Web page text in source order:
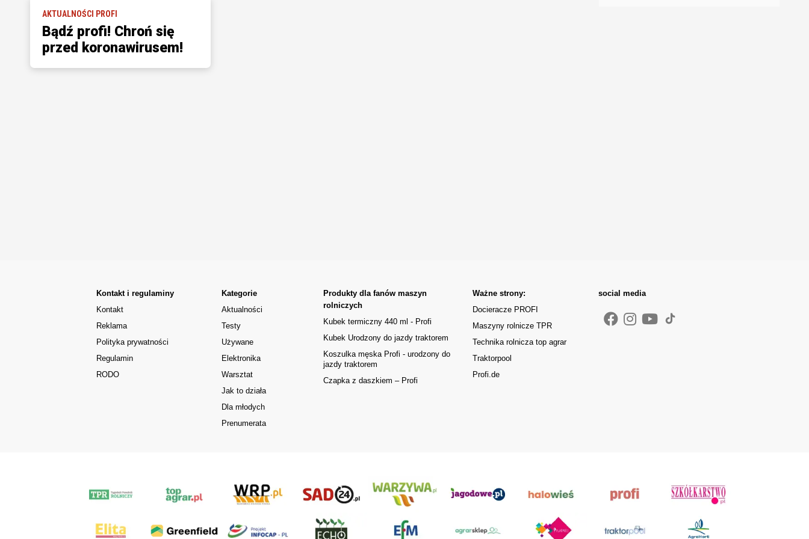
AKTUALNOŚCI PROFI
Bądź profi! Chroń się
przed koronawirusem!
Kontakt i regulaminy
Kontakt
Reklama
Polityka prywatności
Regulamin
RODO
Kategorie
Aktualności
Testy
Używane
Elektronika
Warsztat
Jak to działa
Dla młodych
Prenumerata
Produkty dla fanów maszyn
rolniczych
Kubek termiczny 440 ml - Profi
Kubek Urodzony do jazdy traktorem
Koszulka męska Profi - urodzony do
jazdy traktorem
Czapka z daszkiem – Profi
Ważne strony:
Docieracze PROFI
Maszyny rolnicze TPR
Technika rolnicza top agrar
Traktorpool
Profi.de
social media